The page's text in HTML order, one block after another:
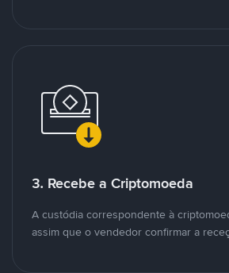
3. Recebe a Criptomoeda
A custódia correspondente à
assim que o vendedor confirmar a